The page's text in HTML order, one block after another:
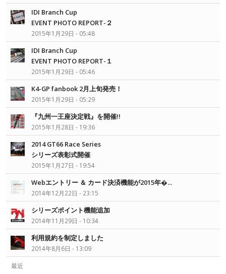
IDI Branch Cup
EVENT PHOTO REPORT-２
2015年1月29日 - 05:48
IDI Branch Cup
EVENT PHOTO REPORT-１
2015年1月29日 - 05:46
K4-GP fanbook 2月上旬発売！
2015年1月29日 - 05:29
『九州一王座決定戦』を開催!!
2015年1月28日 - 19:36
2014 GT66 Race Series
シリーズ表彰式開催
2015年1月27日 - 19:54
Webエントリー ＆ カード決済機能が2015年�...
2014年12月22日 - 23:15
シリーズポイント機能追加
2014年11月29日 - 10:34
利用規約を制定しました
2014年8月6日 - 13:09
最近